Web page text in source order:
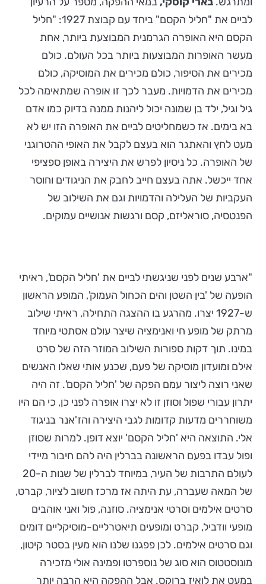
לביים את "חליל הקסם" ביחד עם קבוצת 1927: "חליל
הקסם היא האופרה הגרמנית המבוצעת ביותר, אחת
מעשר האופרות המבוצעות ביותר בכל העולם. כולם
מכירים את הסיפור, כולם מכירים את המוסיקה, כולם
מכירים את הדמויות. מעבר לכך זו אופרה שמתאימה לכל
גיל וגיל, ילד בן שמונה יכול ליהנות ממנה בדיוק כמו אדם
בא בימים. אז כשמחליטים לביים את האופרה הזו יש לא
מעט לחץ והאתגר הוא בעצם לקבל את האופי ההטרוגני
של האופרה. כל ניסיון לפרש את היצירה באופן ספציפי
אחד ייכשל. אתה בעצם חייב לחבק את הניגודים וחוסר
העקביות של העלילה והדמויות וגם את השילוב של
הפנטסיה, סוראליזם, קסם ורגשות אנושיים עמוקים.
"ארבע שנים לפני שניגשתי לביים את 'חליל הקסם', ראיתי
הופעה של 'בין השטן והים הכחול העמוק', המופע הראשון
ש-1927 יצרו. מהרגע בו ההצגה התחילה, ראיתי שילוב
מרתק של מופע חי ואנימציה שיצר עולם אסתטי מיוחד
במינו. תוך דקות ספורות השילוב המוזר הזה של סרט
אילם ומועדון מוסיקה של פעם, שכנע אותי שאלו האנשים
שאני רוצה ליצור עמם הפקה של 'חליל הקסם'. זה היה
יתרון עבורי שפול וסוזן זו לא יצרו אופרה לפני כן, כי הם היו
משוחררים מדעות קדומות לגבי היצירה והז'אנר בניגוד
אלי. התוצאה היא 'חליל הקסם' יוצא דופן. למרות שסוזן
ופול עבדו בפעם הראשונה בברלין היה להם חיבור מיידי
לעולם התרבות של העיר, במיוחד לברלין של שנות ה-20
של המאה שעברה, עת היתה אז מרכז חשוב לציור, קברט,
סרטים אילמים וסרטי אנימציה. סוזנה, פול ואני אוהבים
מופעי וודביל, קברט ומופעים תיאטרליים-מוסיקליים דומים
וגם סרטים אילמים. לכן פפגנו שלנו הוא מעין בסטר קיטון,
מונוסטטוס הוא סוג של נוספרטו ופמינה אולי מזכירה
במעט את לואיז ברוקס. אבל ההפקה היא הרבה יותר